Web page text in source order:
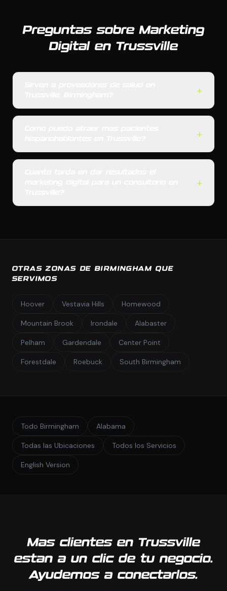
Preguntas sobre Marketing
Digital en Trussville
+
+
+
OTRAS ZONAS DE BIRMINGHAM QUE
SERVIMOS
Hoover Vestavia Hills Homewood
Mountain Brook Irondale Alabaster
Pelham Gardendale Center Point
Forestdale Roebuck South Birmingham
Todo Birmingham Alabama
Todas las Ubicaciones Todos los Servicios
English Version
Mas clientes en Trussville
estan a un clic de tu negocio.
Ayudemos a conectarlos.